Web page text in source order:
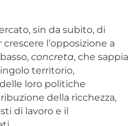
sin da subito, di
l’opposizione a
concreta, che sappia
territorio,
loro politiche
della ricchezza,
di lavoro e il